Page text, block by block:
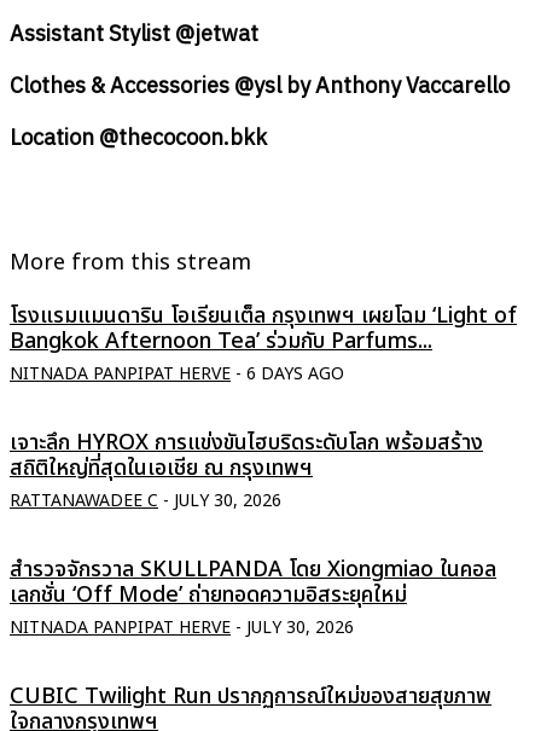
Assistant Stylist @jetwat
Clothes & Accessories @ysl by Anthony Vaccarello
Location @thecocoon.bkk
More from this stream
โรงแรมแมนดาริน โอเรียนเต็ล กรุงเทพฯ เผยโฉม ‘Light of
Bangkok Afternoon Tea’ ร่วมกับ Parfums...
NITNADA PANPIPAT HERVE - 6 DAYS AGO
เจาะลึก HYROX การแข่งขันไฮบริดระดับโลก พร้อมสร้าง
สถิติใหญ่ที่สุดในเอเชีย ณ กรุงเทพฯ
RATTANAWADEE C - JULY 30, 2026
สำรวจจักรวาล SKULLPANDA โดย Xiongmiao ในคอล
เลกชั่น ‘Off Mode’ ถ่ายทอดความอิสระยุคใหม่
NITNADA PANPIPAT HERVE - JULY 30, 2026
CUBIC Twilight Run ปรากฏการณ์ใหม่ของสายสุขภาพ
ใจกลางกรุงเทพฯ